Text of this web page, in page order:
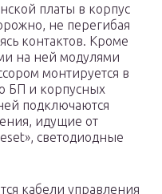
платы в корпус
не перегибая
контактов. Кроме
на ней модулями
монтируется в
БП и корпусных
подключаются
идущие от
светодиодные
кабели управления